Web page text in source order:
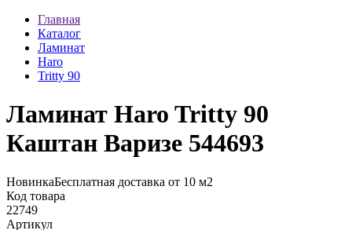
Главная
Каталог
Ламинат
Haro
Tritty 90
Ламинат Haro Tritty 90
Каштан Варизе 544693
НовинкаБесплатная доставка от 10 м2
Код товара
22749
Артикул